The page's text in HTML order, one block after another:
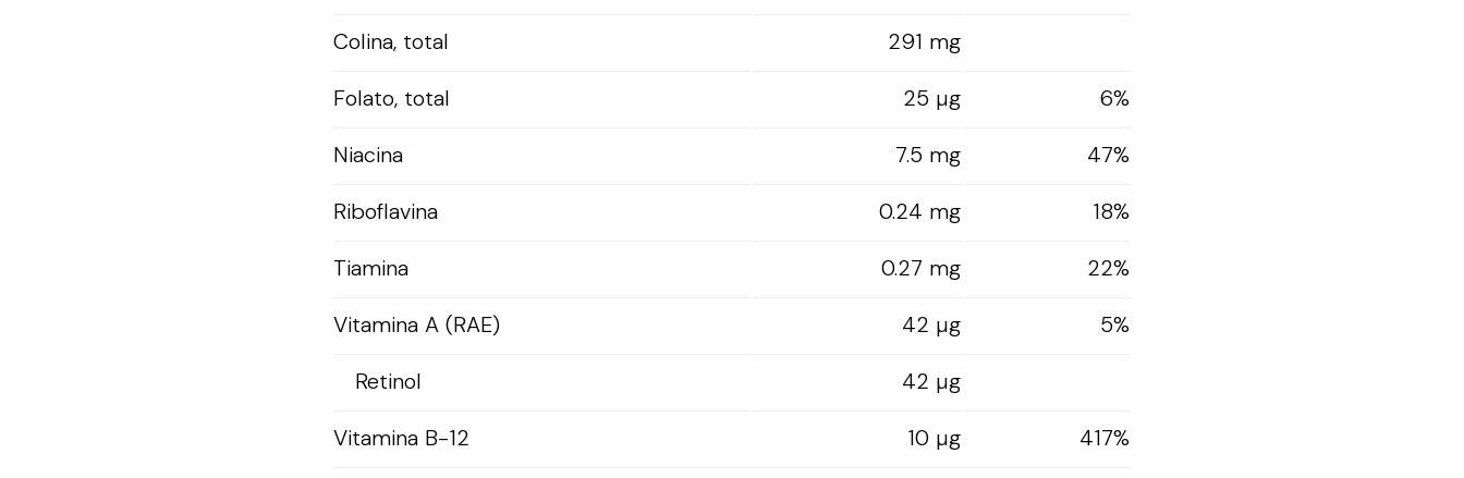
Colina, total
291 mg
Folato, total
25 µg
6%
Niacina
7.5 mg
47%
Riboflavina
0.24 mg
18%
Tiamina
0.27 mg
22%
Vitamina A (RAE)
42 µg
5%
Retinol
42 µg
Vitamina B-12
10 µg
417%